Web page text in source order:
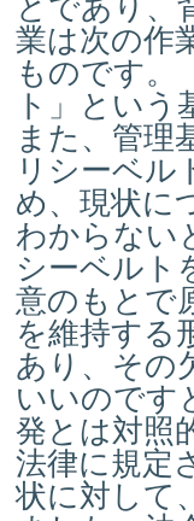
とであり、
業は次の作
ものです。
ト」という
また、管理
リシーベル
め、現状に
わからない
シーベルト
意のもとで
を維持する
あり、その
いいのです
発とは対照
法律に規定
状に対して